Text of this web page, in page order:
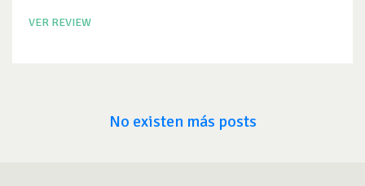
VER REVIEW
No existen más posts